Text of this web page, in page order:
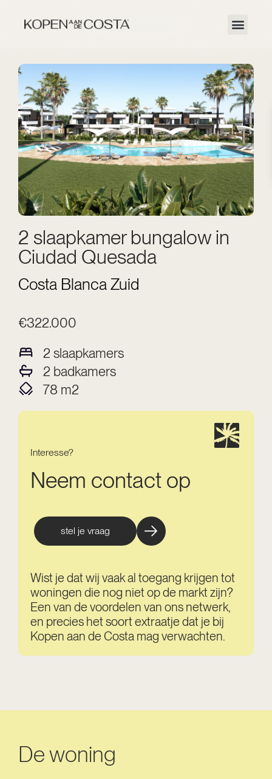
2 slaapkamer bungalow in
Ciudad Quesada
Costa Blanca Zuid
€322.000
2 slaapkamers
2 badkamers
78 m2
Interesse?
Neem contact op
stel je vraag
Wist je dat wij vaak al toegang krijgen tot
woningen die nog niet op de markt zijn?
Een van de voordelen van ons netwerk,
en precies het soort extraatje dat je bij
Kopen aan de Costa mag verwachten.
De woning